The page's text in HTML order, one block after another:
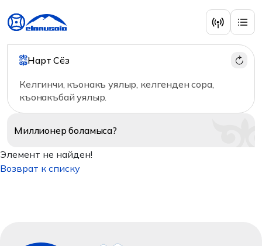
Нарт Сёз
Келгинчи, къонакъ уялыр, келгенден сора,
къонакъбай уялыр.
Миллионерболамыса?
Элемент не найден!
Возврат к списку